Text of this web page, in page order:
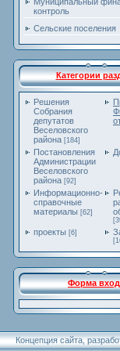
контроль
Сельские поселения
Категории
Решения
Собрания
депутатов
Веселовского
района [184]
Постановления
Администрации
Веселовского
района [92]
Информационно-
справочные
материалы [62]
проекты [6]
Форма
Концепция сайта,